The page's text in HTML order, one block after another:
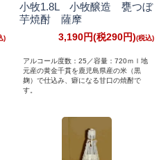
小牧1.8L 小牧醸造 甕つぼ
芋焼酎 薩摩
3,190円(税290円)
アルコール度数：25／容量：720ｍｌ地
元産の黄金千貫を鹿児島県産の米（黒
麹）で仕込み、癖になる甘口の焼酎で
す。